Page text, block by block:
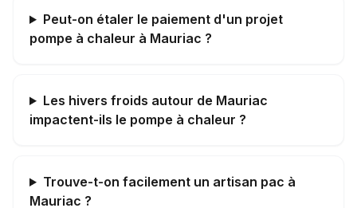
Peut-on étaler le paiement d'un projet
pompe à chaleur à Mauriac ?
Les hivers froids autour de Mauriac
impactent-ils le pompe à chaleur ?
Trouve-t-on facilement un artisan pac à
Mauriac ?